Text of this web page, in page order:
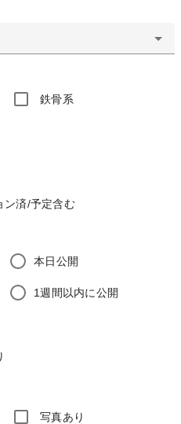
鉄骨系
ン済/予定含む
本日公開
1週間以内に公開
写真あり